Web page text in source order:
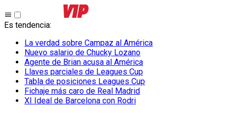
Es tendencia:
La verdad sobre Campaz al América
Nuevo salario de Chucky Lozano
Agente de Brian acusa al América
Llaves parciales de Leagues Cup
Tabla de posiciones Leagues Cup
Fichaje más caro de Real Madrid
XI Ideal de Barcelona con Rodri